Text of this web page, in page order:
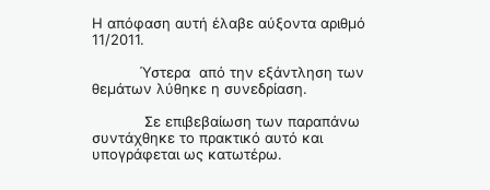
Η απόφαση αυτή έλαβε αύξοντα αριθμό
11/2011.
Ύστερα από την εξάντληση των
θεμάτων λύθηκε η συνεδρίαση.
Σε επιβεβαίωση των παραπάνω
συντάχθηκε το πρακτικό αυτό και
υπογράφεται ως κατωτέρω.